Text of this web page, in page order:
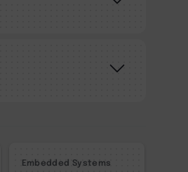
Embedded Systems